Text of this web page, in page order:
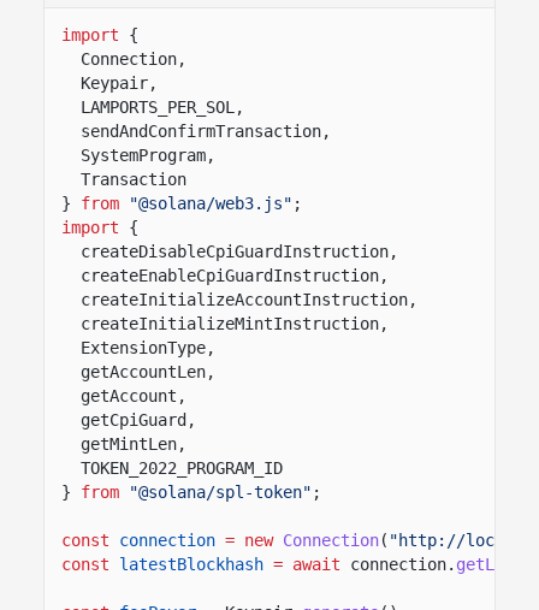
import
{
Connection,
Keypair,
LAMPORTS_PER_SOL,
sendAndConfirmTransaction,
SystemProgram,
Transaction
}
from "@solana/web3.js" ;
import
{
createDisableCpiGuardInstruction,
createEnableCpiGuardInstruction,
createInitializeAccountInstruction,
createInitializeMintInstruction,
ExtensionType,
getAccountLen,
getAccount,
getCpiGuard,
getMintLen,
TOKEN_2022_PROGRAM_ID
}
from "@solana/spl-token" ;
const connection = new Connection( "http://
const
latestBlockhash = await connection.